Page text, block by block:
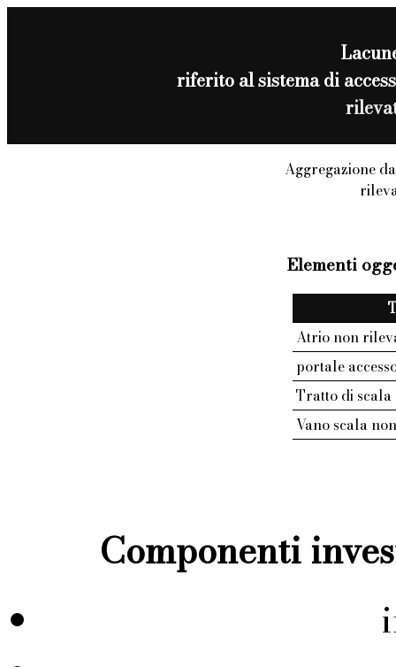
riferito al sistema di
Aggregazione
Elementi
Atrio non
portale
Tratto di
Vano scala
Componenti